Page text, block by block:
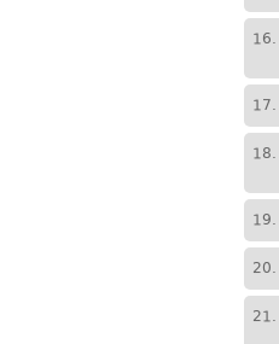
16.
17.
18.
19.
20.
21.